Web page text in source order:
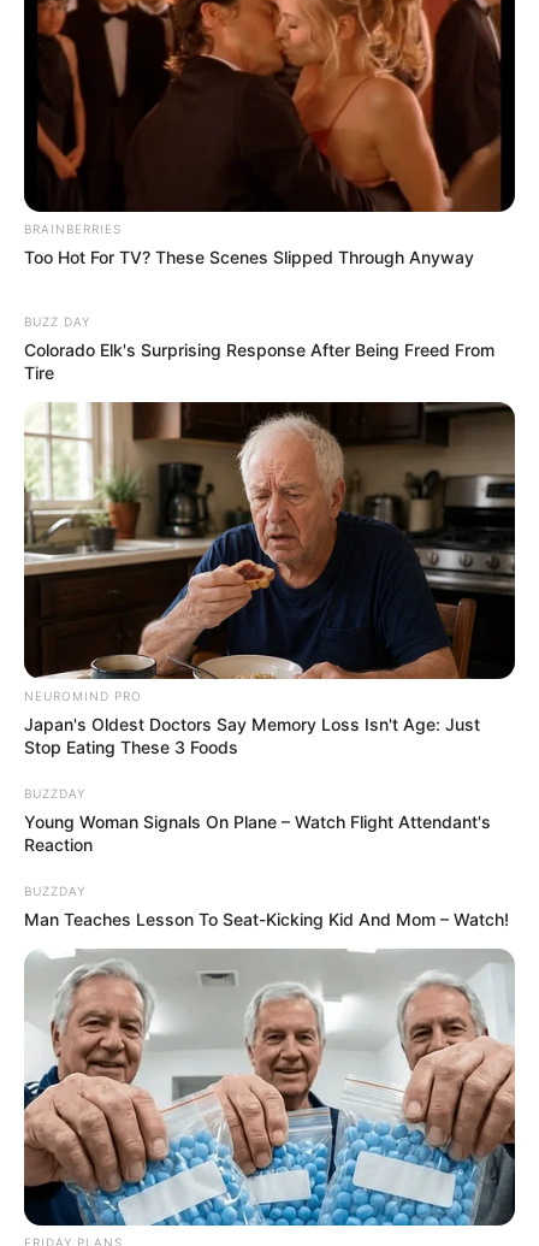
BRAINBERRIES
Too Hot For TV? These Scenes Slipped Through Anyway
BUZZ DAY
Colorado Elk's Surprising Response After Being Freed From
Tire
NEUROMIND PRO
Japan's Oldest Doctors Say Memory Loss Isn't Age: Just
Stop Eating These 3 Foods
BUZZDAY
Young Woman Signals On Plane – Watch Flight Attendant's
Reaction
BUZZDAY
Man Teaches Lesson To Seat-Kicking Kid And Mom – Watch!
FRIDAY PLANS